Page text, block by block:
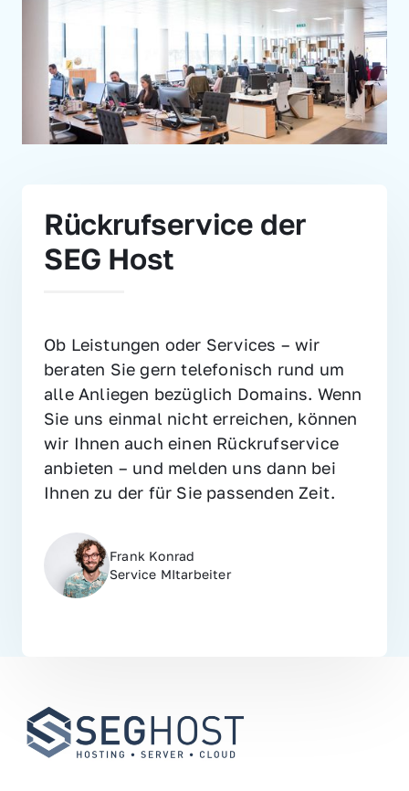
Rückrufservice der
SEG Host
Ob Leistungen oder Services – wir
beraten Sie gern telefonisch rund um
alle Anliegen bezüglich Domains. Wenn
Sie uns einmal nicht erreichen, können
wir Ihnen auch einen Rückrufservice
anbieten – und melden uns dann bei
Ihnen zu der für Sie passenden Zeit.
Frank Konrad
Service MItarbeiter